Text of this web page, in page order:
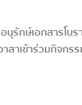
รักษ์เอกสารโ
าเข้าร่วมกิจก